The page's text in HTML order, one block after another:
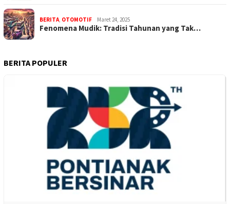
BERITA, OTOMOTIF Maret 24, 2025
Fenomena Mudik: Tradisi Tahunan yang Tak…
BERITA POPULER